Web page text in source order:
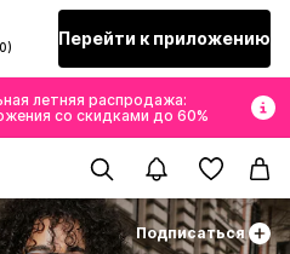
Перейти к приложению
летняя распродажа:
со скидками до 60%
Подписаться